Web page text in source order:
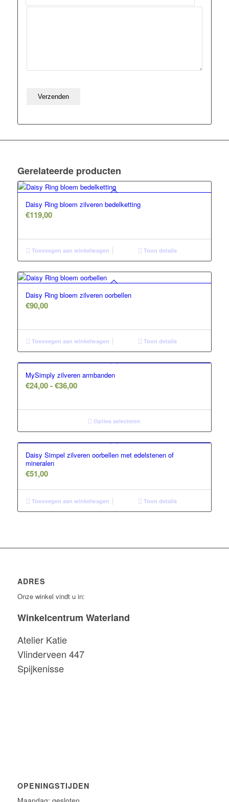
Gerelateerde producten
Daisy Ring bloem zilveren bedelketting
€119,00
Toevoegen aan winkelwagen Toon details
Daisy Ring bloem zilveren oorbellen
€90,00
Toevoegen aan winkelwagen Toon details
MySimply zilveren armbanden
€24,00 - €36,00Prijsklasse:
tot
€36,00Opties selecteren
Daisy Simpel zilveren oorbellen met edelstenen of
mineralen
€51,00
Toevoegen aan winkelwagen Toon details
ADRES
Onze winkel vindt u in:
Winkelcentrum Waterland
Atelier Katie
Vlinderveen 447
Spijkenisse
OPENINGSTIJDEN